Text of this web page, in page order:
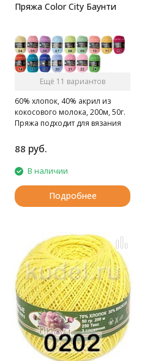
Пряжа Color City Баунти
Ещё 11 вариантов
60% хлопок, 40% акрил из
кокосового молока, 200м, 50г.
Пряжа подходит для вязания
вязальной машине.
88 руб.
В наличии
Подробнее